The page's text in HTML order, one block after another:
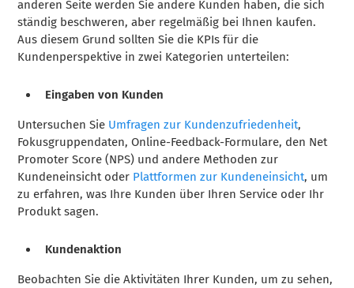
anderen Seite werden Sie andere Kunden haben, die sich
ständig beschweren, aber regelmäßig bei Ihnen kaufen.
Aus diesem Grund sollten Sie die KPIs für die
Kundenperspektive in zwei Kategorien unterteilen:
Eingaben von Kunden
Untersuchen Sie Umfragen zur Kundenzufriedenheit,
Fokusgruppendaten, Online-Feedback-Formulare, den Net
Promoter Score (NPS) und andere Methoden zur
Kundeneinsicht oder Plattformen zur Kundeneinsicht, um
zu erfahren, was Ihre Kunden über Ihren Service oder Ihr
Produkt sagen.
Kundenaktion
Beobachten Sie die Aktivitäten Ihrer Kunden, um zu sehen,